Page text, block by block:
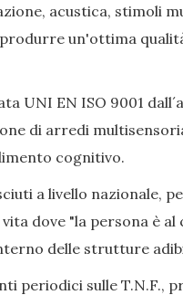
acustica, stimoli
un'ottima
UNI EN ISO 9001
di arredi
cognitivo.
a livello nazionale,
dove "la persona è
delle strutture
periodici sulle T.N.F.,